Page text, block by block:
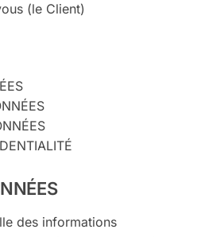
(le Client)
des informations